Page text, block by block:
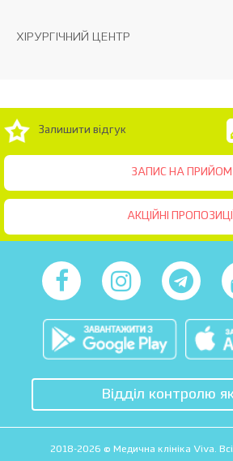
ХІРУРГІЧНИЙ ЦЕНТР
ЗАПИС НА ПРИЙОМ
Залишити відгук
АКЦІЙНІ ПРОПОЗИЦІЇ
Відділ контролю
2018-2026 © Медична клініка Viva.